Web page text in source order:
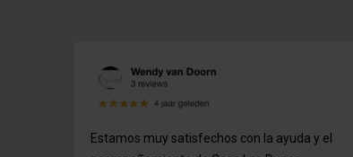
Estamos muy satisfechos con la ayuda y el